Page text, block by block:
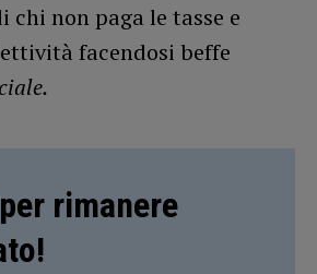
chi non paga le tasse e
facendosi beffe
rimanere